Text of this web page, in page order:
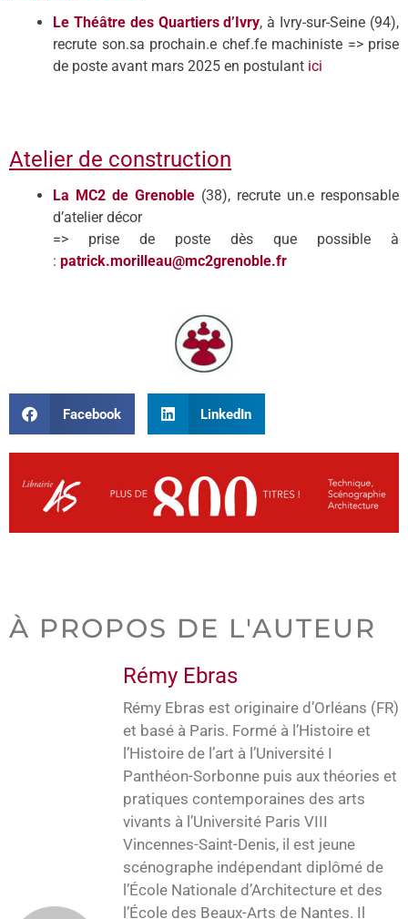
Le Théâtre des Quartiers d’Ivry, à Ivry-sur-Seine (94),
recrute son.sa prochain.e chef.fe machiniste => prise
de poste avant mars 2025 en postulant ici
Atelier de construction
La MC2 de Grenoble (38), recrute un.e responsable
d’atelier décor
=> prise de poste dès que possible à
: patrick.morilleau@mc2grenoble.fr
Facebook LinkedIn
À PROPOS DE L'AUTEUR
Rémy Ebras
Rémy Ebras est originaire d’Orléans (FR)
et basé à Paris. Formé à l’Histoire et
l’Histoire de l’art à l’Université I
Panthéon-Sorbonne puis aux théories et
pratiques contemporaines des arts
vivants à l’Université Paris VIII
Vincennes-Saint-Denis, il est jeune
scénographe indépendant diplômé de
l’École Nationale d’Architecture et des
l’École des Beaux-Arts de Nantes. Il